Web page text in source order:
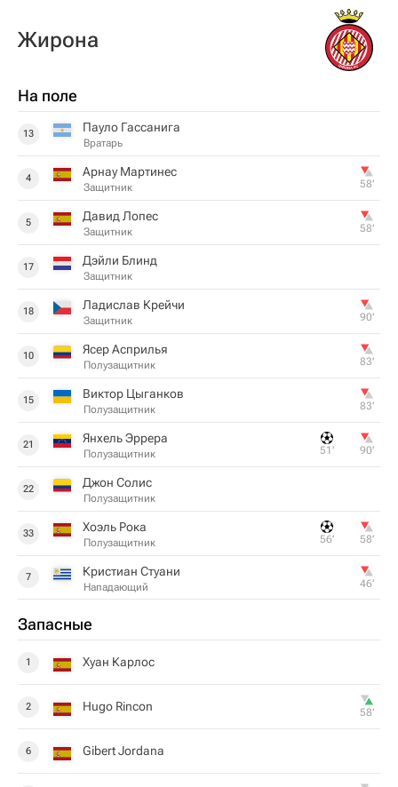
Жирона
На поле
13 Пауло Гассанига
Вратарь
4 Арнау Мартинес
Защитник 58‎’‎
5 Давид Лопес
Защитник 58‎’‎
17 Дэйли Блинд
Защитник
18 Ладислав Крейчи
Защитник 90‎’‎
10 Ясер Асприлья
Полузащитник 83‎’‎
15 Виктор Цыганков
Полузащитник 83‎’‎
21 Янхель Эррера
Полузащитник 51‎’‎ 90‎’‎
22 Джон Солис
Полузащитник
33 Хоэль Рока
Полузащитник 56‎’‎ 58‎’‎
7 Кристиан Стуани
Нападающий 46‎’‎
Запасные
1 Хуан Карлос
2 Hugo Rincon 58‎’‎
6 Gibert Jordana